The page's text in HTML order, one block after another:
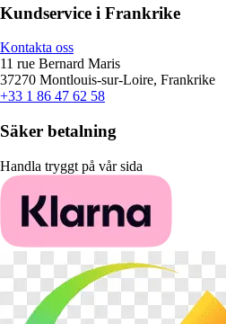
Kundservice i Frankrike
Kontakta oss
11 rue Bernard Maris
37270 Montlouis-sur-Loire, Frankrike
+33 1 86 47 62 58
Säker betalning
Handla tryggt på vår sida